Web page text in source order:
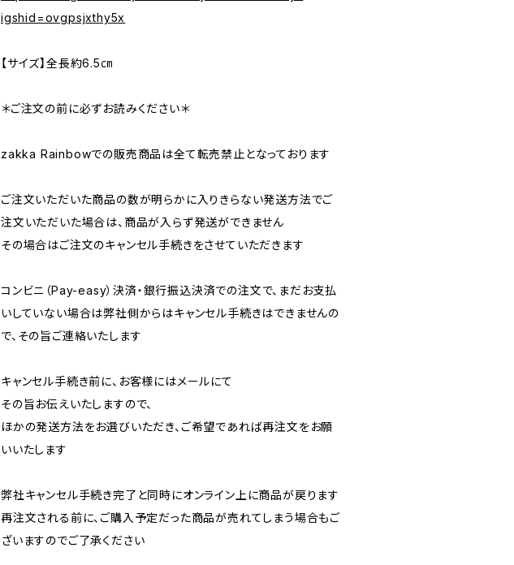
igshid=ovgpsjxthy5x
【サイズ】全長約6.5㎝
＊ご注文の前に必ずお読みください＊
zakka Rainbowでの販売商品は全て転売禁止となっております
ご注文いただいた商品の数が明らかに入りきらない発送方法でご
注文いただいた場合は、商品が入らず発送ができません
その場合はご注文のキャンセル手続きをさせていただきます
コンビニ（Pay-easy）決済・銀行振込決済での注文で、まだお支払
いしていない場合は弊社側からはキャンセル手続きはできませんの
で、その旨ご連絡いたします
キャンセル手続き前に、お客様にはメールにて
その旨お伝えいたしますので、
ほかの発送方法をお選びいただき、ご希望であれば再注文をお願
いいたします
弊社キャンセル手続き完了と同時にオンライン上に商品が戻ります
再注文される前に、ご購入予定だった商品が売れてしまう場合もご
ざいますのでご了承ください